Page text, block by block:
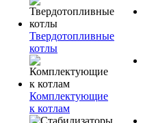
Твердотопливные
котлы
Комплектующие
к котлам